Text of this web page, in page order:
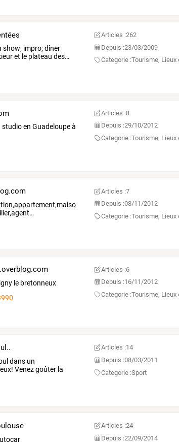
show; impro;dîner
et le plateau des…
Articles :262
Depuis :23/03/2009
Categorie :Tourisme, Lieux
en Guadeloupe à
Articles :8
Depuis :29/10/2012
Categorie :Tourisme, Lieux
…
Articles :7
Depuis :08/11/2012
Categorie :Tourisme, Lieux
le bretonneux
Articles :6
Depuis :16/11/2012
Categorie :Tourisme, Lieux
dans un
Venezgoûter la
Articles :14
Depuis :08/03/2011
Categorie :Sport
Articles :24
Depuis :22/09/2014